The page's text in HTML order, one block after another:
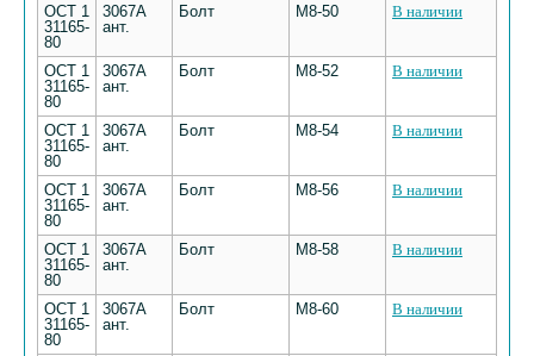
ОСТ 1
31165-
80
3067А
ант.
Болт М8-50 В наличии
ОСТ 1
31165-
80
3067А
ант.
Болт М8-52 В наличии
ОСТ 1
31165-
80
3067А
ант.
Болт М8-54 В наличии
ОСТ 1
31165-
80
3067А
ант.
Болт М8-56 В наличии
ОСТ 1
31165-
80
3067А
ант.
Болт М8-58 В наличии
ОСТ 1
31165-
80
3067А
ант.
Болт М8-60 В наличии